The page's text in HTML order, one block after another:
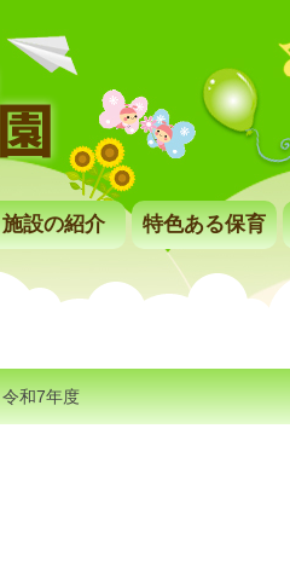
施設の紹介 特色ある保育
令和7年度